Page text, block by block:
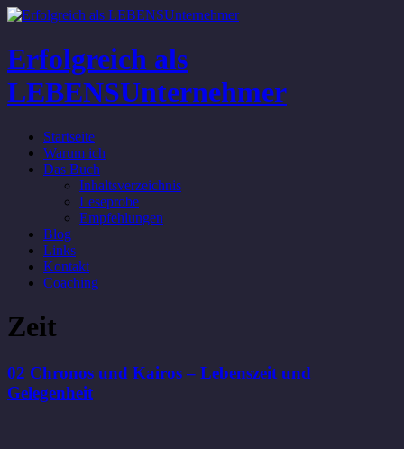
Erfolgreich als
LEBENSUnternehmer
Startseite
Warum ich
Das Buch
Inhaltsverzeichnis
Leseprobe
Empfehlungen
Blog
Links
Kontakt
Coaching
Zeit
02 Chronos und Kairos – Lebenszeit und
Gelegenheit